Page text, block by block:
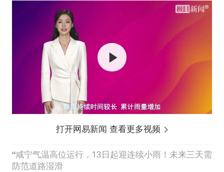
打开网易新闻 查看更多视频
咸宁气温高位运行，13日起迎连续小雨！未来三天需
防范道路湿滑